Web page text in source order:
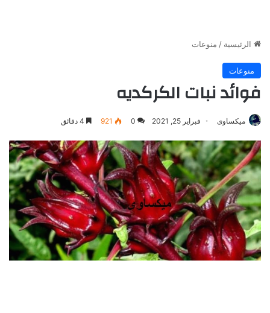
الرئيسية / منوعات
منوعات
فوائد نبات الكركديه
ميكساوى فبراير 25, 2021 0
921